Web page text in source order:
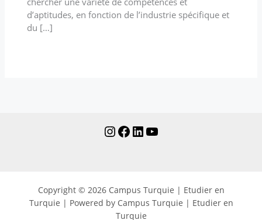
d’aptitudes, en fonction de l’industrie spécifique et
du […]
Copyright © 2026 Campus Turquie | Etudier en
Turquie | Powered by Campus Turquie | Etudier en
Turquie